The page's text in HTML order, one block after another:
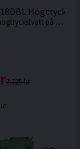
Batteridriven högtryckstvätt på 20bar från HiKOKI. Levereras utan batteri och laddare.
7 725 kr